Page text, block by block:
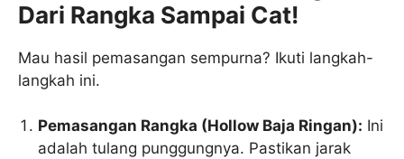
Dari Rangka Sampai Cat!
Mau hasil pemasangan sempurna? Ikuti langkah-
langkah ini.
Pemasangan Rangka (Hollow Baja Ringan): Ini
adalah tulang punggungnya. Pastikan jarak